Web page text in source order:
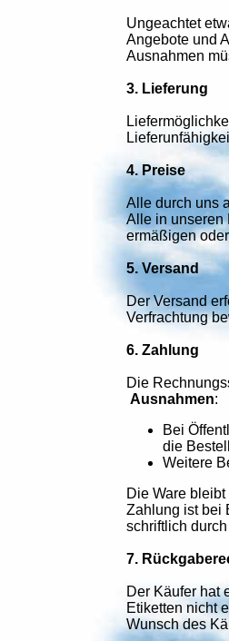
Ungeachtet
Angebote und
Ausnahmen
3. Lieferung
4. Preise
Alle durch uns
Alle in unseren
ermäßigen
5. Versand
Der Versand
Verfrachtung
6. Zahlung
Die
Ausnahmen:
Bei
die
Weitere
Die Ware
Zahlung ist bei
schriftlich
7.
Der Käufer hat
Etiketten nicht
Wunsch des